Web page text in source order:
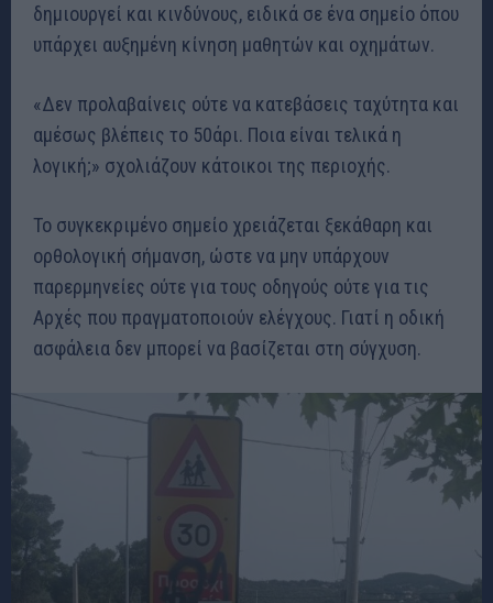
δημιουργεί και κινδύνους, ειδικά σε ένα σημείο όπου
υπάρχει αυξημένη κίνηση μαθητών και οχημάτων.
«Δεν προλαβαίνεις ούτε να κατεβάσεις ταχύτητα και
αμέσως βλέπεις το 50άρι. Ποια είναι τελικά η
λογική;» σχολιάζουν κάτοικοι της περιοχής.
Το συγκεκριμένο σημείο χρειάζεται ξεκάθαρη και
ορθολογική σήμανση, ώστε να μην υπάρχουν
παρερμηνείες ούτε για τους οδηγούς ούτε για τις
Αρχές που πραγματοποιούν ελέγχους. Γιατί η οδική
ασφάλεια δεν μπορεί να βασίζεται στη σύγχυση.